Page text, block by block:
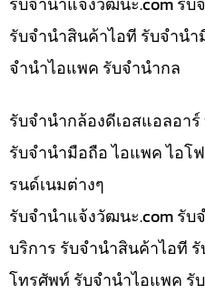
รับจำนำสินค้าไอที รับจำน
จำนำไอแพค รับจำนำกล
รับจำนำกล้องดีเอสแอลอา
รับจำนำมือถือ ไอแพค ไอโ
รนด์เนมต่างๆ
รับจํานําแจ้งวัฒนะ.com รับ
บริการ รับจำนำสินค้าไอที
โทรศัพท์ รับจำนำไอแพค รั